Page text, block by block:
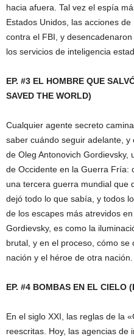
hacia afuera. Tal vez el espía
Estados Unidos, las acciones
contra el FBI, y
los servicios de inteligencia
EP. #3 EL HOMBRE QUE
SAVED THE WORLD)
Cualquier agente secreto
saber cuándo seguir adelante, y
de Oleg Antonovich Gordievsky,
de Occidente en la Guerra Fría:
una tercera guerra mundial que
dejó todo lo que sabía, y todos
de los escapes más atrevidos
Gordievsky, es como la
brutal, y en el proceso, cómo se
nación y el héroe de otra nación.
EP. #4 BOMBAS EN EL CIELO
En el siglo XXI, las reglas de la
reescritas. Hoy, las agencias de